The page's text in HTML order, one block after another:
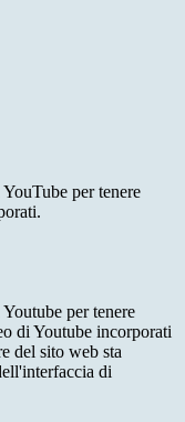
per tenere
per tenere
di Youtube incorporati
del sito web sta
di